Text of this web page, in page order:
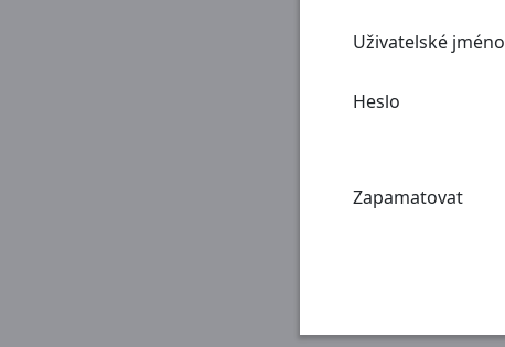
Uživatelské jméno
Heslo
Zapamatovat